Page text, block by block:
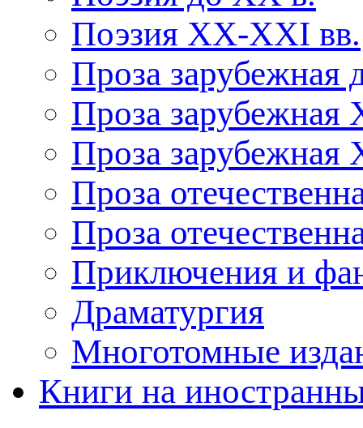
Поэзия XX-XXI вв.
Проза зарубежная
Проза зарубежная
Проза
Проза
Проза
Приключения и
Драматургия
Многотомные
Книги на